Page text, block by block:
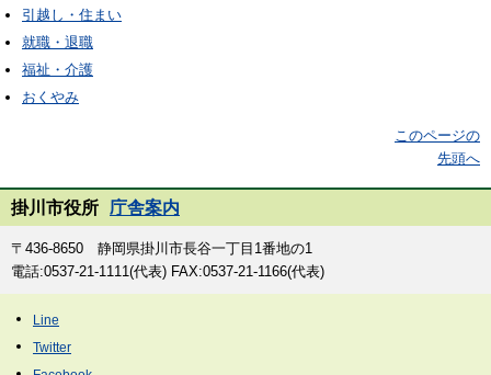
引越し・住まい
就職・退職
福祉・介護
おくやみ
このページの
先頭へ
掛川市役所 庁舎案内
〒436-8650 静岡県掛川市長谷一丁目1番地の1
電話:0537-21-1111(代表) FAX:0537-21-1166(代表)